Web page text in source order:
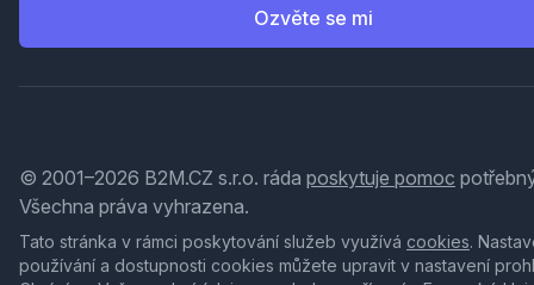
Ozvěte se mi
© 2001–2026 B2M.CZ s.r.o. ráda poskytuje pomoc
Všechna práva vyhrazena.
Tato stránka v rámci poskytování služeb využívá cookies.
používání a dostupnosti cookies můžete upravit v nastavení